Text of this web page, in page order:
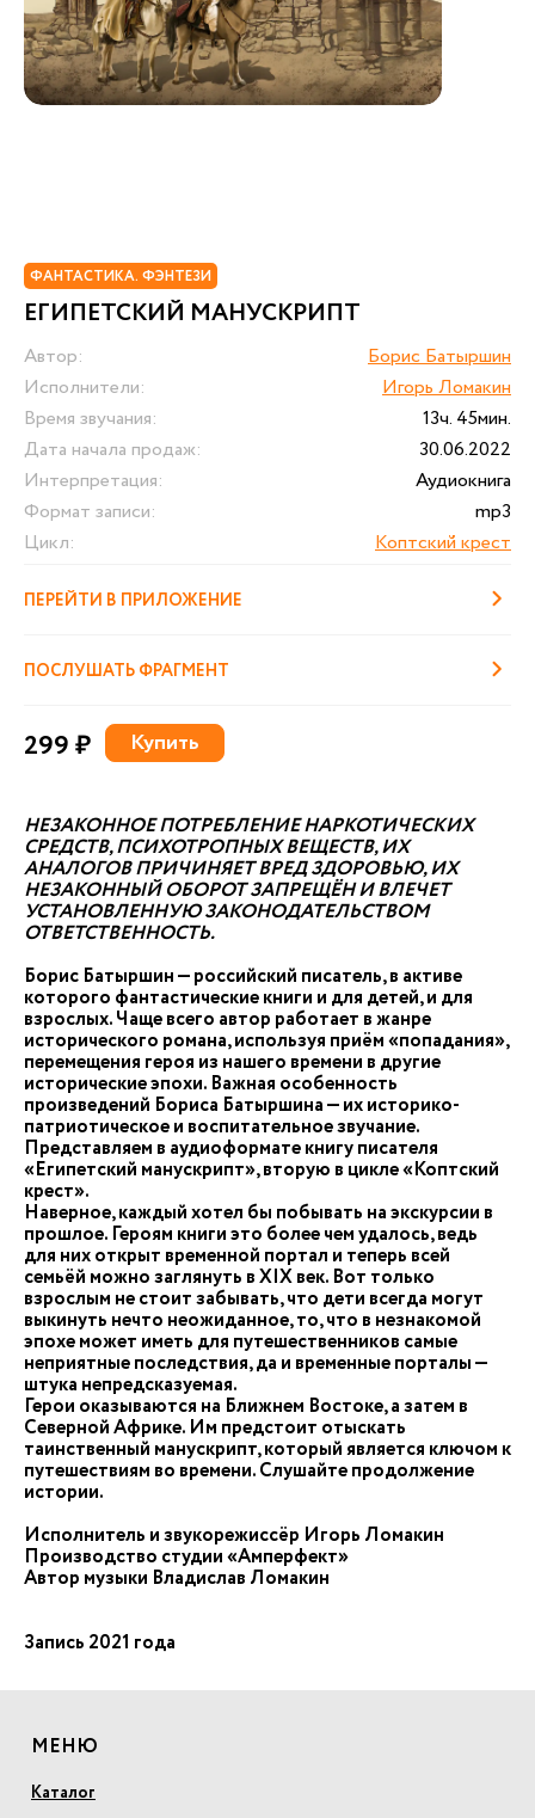
ФАНТАСТИКА. ФЭНТЕЗИ
ЕГИПЕТСКИЙ МАНУСКРИПТ
Автор:
Борис Батыршин
Исполнители:
Игорь Ломакин
Время звучания:
13ч. 45мин.
Дата начала продаж:
30.06.2022
Интерпретация:
Аудиокнига
Формат записи:
mp3
Цикл:
Коптский крест
ПЕРЕЙТИ В ПРИЛОЖЕНИЕ
ПОСЛУШАТЬ ФРАГМЕНТ
299 ₽ Купить
НЕЗАКОННОЕ ПОТРЕБЛЕНИЕ НАРКОТИЧЕСКИХ
СРЕДСТВ, ПСИХОТРОПНЫХ ВЕЩЕСТВ, ИХ
АНАЛОГОВ ПРИЧИНЯЕТ ВРЕД ЗДОРОВЬЮ, ИХ
НЕЗАКОННЫЙ ОБОРОТ ЗАПРЕЩЁН И ВЛЕЧЕТ
УСТАНОВЛЕННУЮ ЗАКОНОДАТЕЛЬСТВОМ
ОТВЕТСТВЕННОСТЬ.
Борис Батыршин — российский писатель, в активе
которого фантастические книги и для детей, и для
взрослых. Чаще всего автор работает в жанре
исторического романа, используя приём «попадания»,
перемещения героя из нашего времени в другие
исторические эпохи. Важная особенность
произведений Бориса Батыршина — их историко-
патриотическое и воспитательное звучание.
Представляем в аудиоформате книгу писателя
«Египетский манускрипт», вторую в цикле «Коптский
крест».
Наверное, каждый хотел бы побывать на экскурсии в
прошлое. Героям книги это более чем удалось, ведь
для них открыт временной портал и теперь всей
семьёй можно заглянуть в XIX век. Вот только
взрослым не стоит забывать, что дети всегда могут
выкинуть нечто неожиданное, то, что в незнакомой
эпохе может иметь для путешественников самые
неприятные последствия, да и временные порталы —
штука непредсказуемая.
Герои оказываются на Ближнем Востоке, а затем в
Северной Африке. Им предстоит отыскать
таинственный манускрипт, который является ключом к
путешествиям во времени. Слушайте продолжение
истории.
Исполнитель и звукорежиссёр Игорь Ломакин
Производство студии «Амперфект»
Автор музыки Владислав Ломакин
Запись 2021 года
МЕНЮ
Каталог